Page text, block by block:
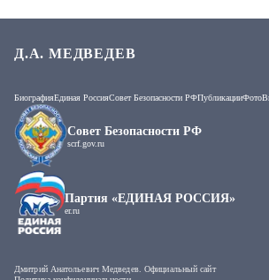
Д.А. МЕДВЕДЕВ
БиографияЕдиная РоссияСовет Безопасности РФПубликацииФото
Совет Безопасности РФ
scrf.gov.ru
Партия «ЕДИНАЯ РОССИЯ»
er.ru
Дмитрий Анатольевич Медведев. Официальный сайт